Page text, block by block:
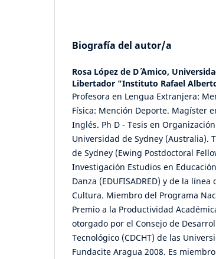
Biografía del autor/a
Rosa López de D´ ´Amico,
Libertador "Instituto Rafael
Profesora en Lengua Extranjera:
Física: Mención Deporte. Magíster
Inglés. Ph D - Tesis en
Universidad de Sydney (Australia).
de Sydney (Ewing Postdoctoral
Investigación Estudios en
Danza (EDUFISADRED) y de la
Cultura. Miembro del Programa
Premio a la Productividad
otorgado por el Consejo de
Tecnológico (CDCHT) de las
Fundacite Aragua 2008. Es